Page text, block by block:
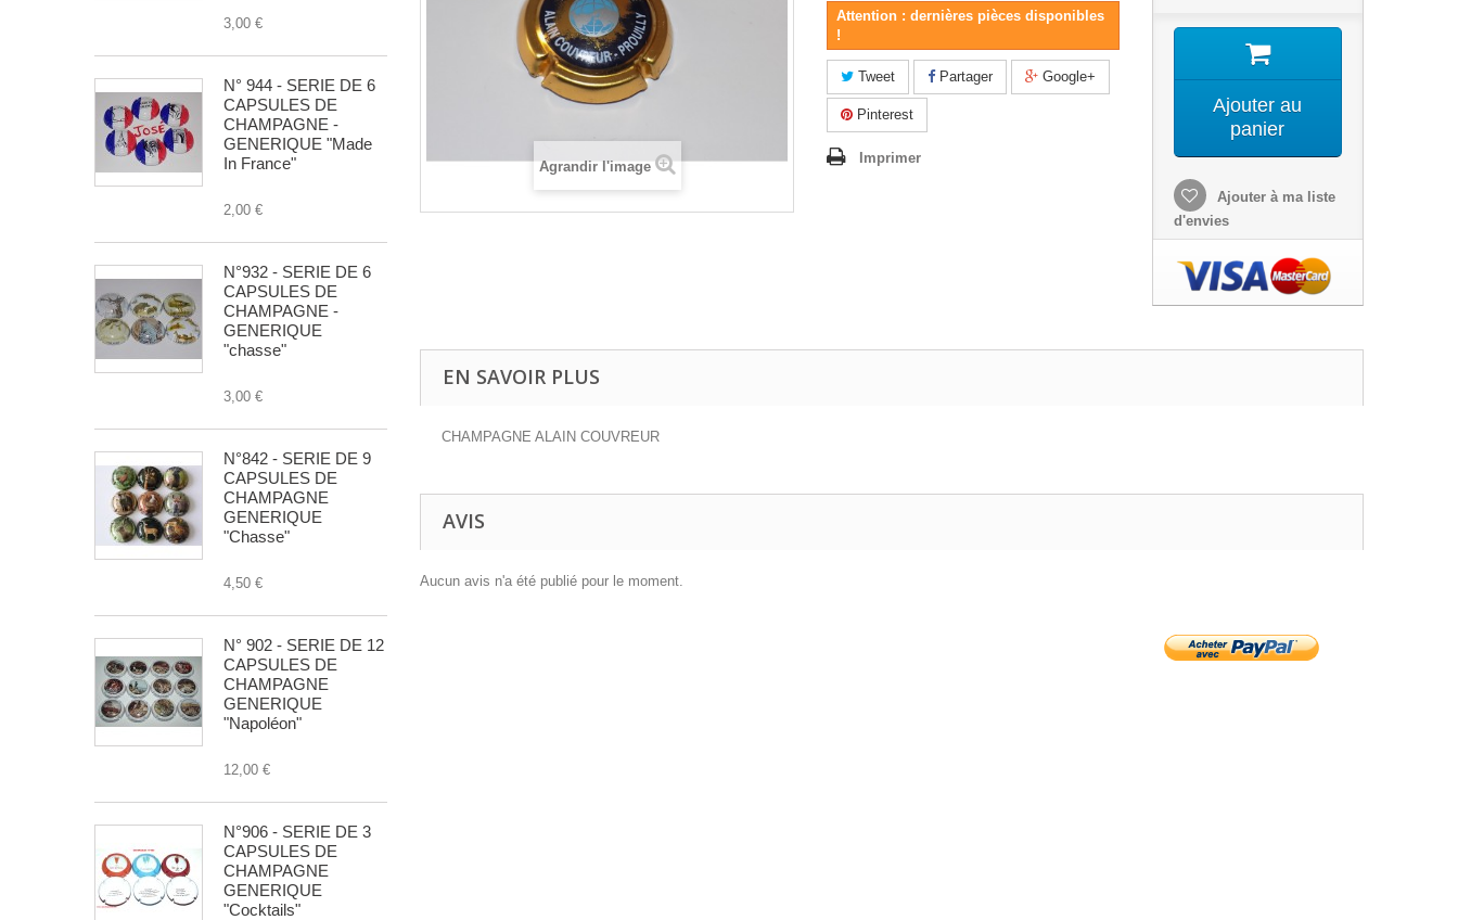
3,00 €
N° 944 - SERIE DE 6
CAPSULES DE
CHAMPAGNE -
GENERIQUE "Made
In France"
2,00 €
N°932 - SERIE DE 6
CAPSULES DE
CHAMPAGNE -
GENERIQUE
"chasse"
3,00 €
N°842 - SERIE DE 9
CAPSULES DE
CHAMPAGNE
GENERIQUE
"Chasse"
4,50 €
N° 902 - SERIE DE 12
CAPSULES DE
CHAMPAGNE
GENERIQUE
"Napoléon"
12,00 €
N°906 - SERIE DE 3
CAPSULES DE
CHAMPAGNE
GENERIQUE
"Cocktails"
Agrandir l'image
Attention : dernières pièces disponibles
!
Tweet Partager Google+
Pinterest
Imprimer
Ajouter au
panier
Ajouter à ma liste
d'envies
EN SAVOIR PLUS
CHAMPAGNE ALAIN COUVREUR
AVIS
Aucun avis n'a été publié pour le moment.